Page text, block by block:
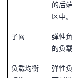
的后
区中。
子网
弹性
的负
负载均衡
弹性